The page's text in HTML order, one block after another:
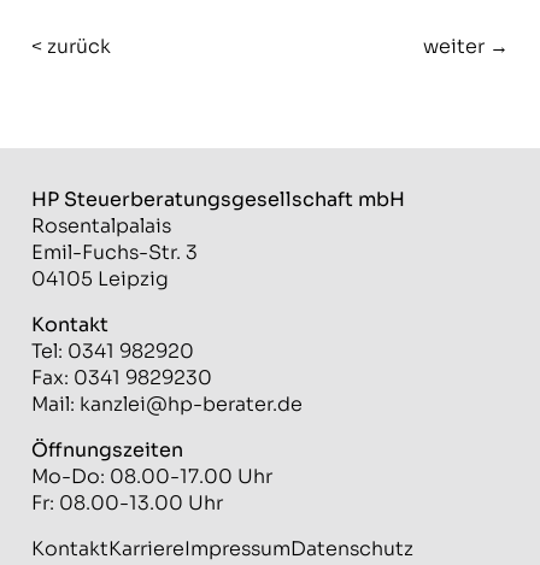
< zurück weiter →
HP Steuerberatungs­gesellschaft mbH
Rosentalpalais
Emil-Fuchs-Str. 3
04105 Leipzig
Kontakt
Tel: 0341 982920
Fax: 0341 9829230
Mail: kanzlei@hp-berater.de
Öffnungszeiten
Mo-Do: 08.00-17.00 Uhr
Fr: 08.00-13.00 Uhr
KontaktKarriereImpressumDatenschutz